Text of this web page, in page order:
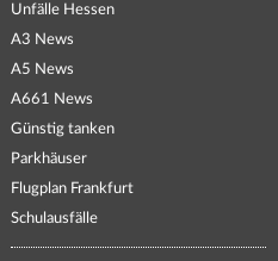
Unfälle Hessen
A3 News
A5 News
A661 News
Günstig tanken
Parkhäuser
Flugplan Frankfurt
Schulausfälle